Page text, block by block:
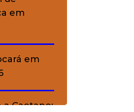
em
em
a Caetano: